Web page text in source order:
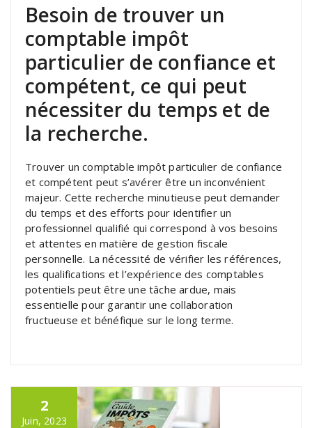
Besoin de trouver un
comptable impôt
particulier de confiance et
compétent, ce qui peut
nécessiter du temps et de
la recherche.
Trouver un comptable impôt particulier de confiance
et compétent peut s’avérer être un inconvénient
majeur. Cette recherche minutieuse peut demander
du temps et des efforts pour identifier un
professionnel qualifié qui correspond à vos besoins
et attentes en matière de gestion fiscale
personnelle. La nécessité de vérifier les références,
les qualifications et l’expérience des comptables
potentiels peut être une tâche ardue, mais
essentielle pour garantir une collaboration
fructueuse et bénéfique sur le long terme.
2
Juin, 2023